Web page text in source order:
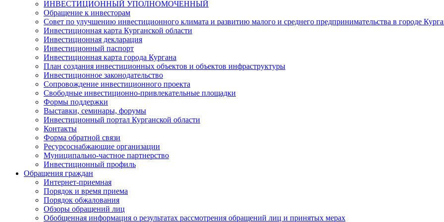
ИНВЕСТИЦИОННЫЙ УПОЛНОМОЧЕННЫЙ
Обращение к инвесторам
Совет по улучшению инвестиционного климата и развитию малого и среднего предпринимательства в городе
Инвестиционная карта Курганской области
Инвестиционная декларация
Инвестиционный паспорт
Инвестиционная карта города Кургана
План создания инвестиционных объектов и объектов инфраструктуры
Инвестиционное законодательство
Сопровождение инвестиционного проекта
Свободные инвестиционно-привлекательные площадки
Формы поддержки
Выставки, семинары, форумы
Инвестиционный портал Курганской области
Контакты
Форма обратной связи
Ресурсоснабжающие организации
Муниципально-частное партнерство
Инвестиционный профиль
Обращения граждан
Интернет-приемная
Порядок и время приема
Порядок обжалования
Обзоры обращений лиц
Обобщенная информация о результатах рассмотрения обращений лиц и принятых мерах